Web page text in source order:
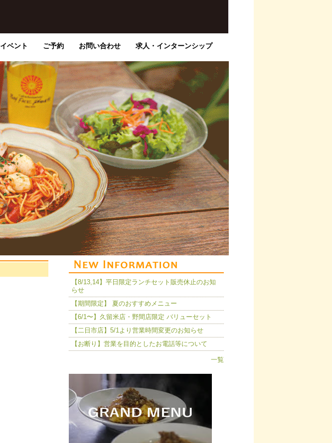
イベント ご予約 お問い合わせ 求人・インターンシップ
【8/13,14】平日限定ランチセット販売休止のお知
らせ
【期間限定】 夏のおすすめメニュー
【6/1〜】久留米店・野間店限定 バリューセット
【二日市店】5/1より営業時間変更のお知らせ
【お断り】営業を目的としたお電話等について
一覧